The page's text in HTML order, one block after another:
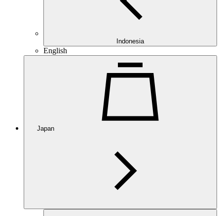
Indonesia
English
Japan